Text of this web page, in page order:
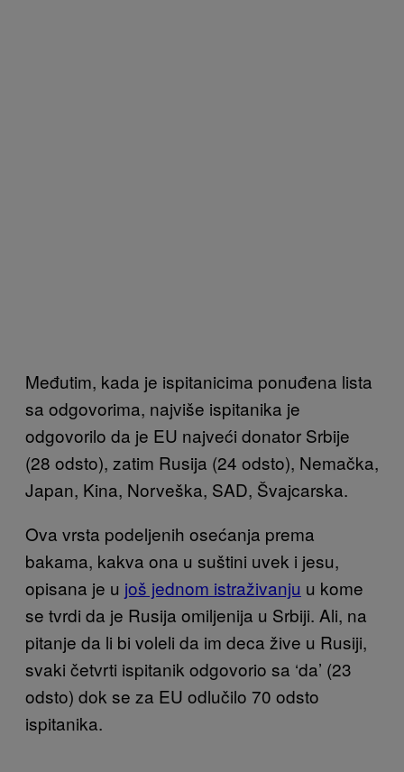
Međutim, kada je ispitanicima ponuđena lista
sa odgovorima, najviše ispitanika je
odgovorilo da je EU najveći donator Srbije
(28 odsto), zatim Rusija (24 odsto), Nemačka,
Japan, Kina, Norveška, SAD, Švajcarska.
Ova vrsta podeljenih osećanja prema
bakama, kakva ona u suštini uvek i jesu,
opisana je u još jednom istraživanju u kome
se tvrdi da je Rusija omiljenija u Srbiji. Ali, na
pitanje da li bi voleli da im deca žive u Rusiji,
svaki četvrti ispitanik odgovorio sa ‘da’ (23
odsto) dok se za EU odlučilo 70 odsto
ispitanika.